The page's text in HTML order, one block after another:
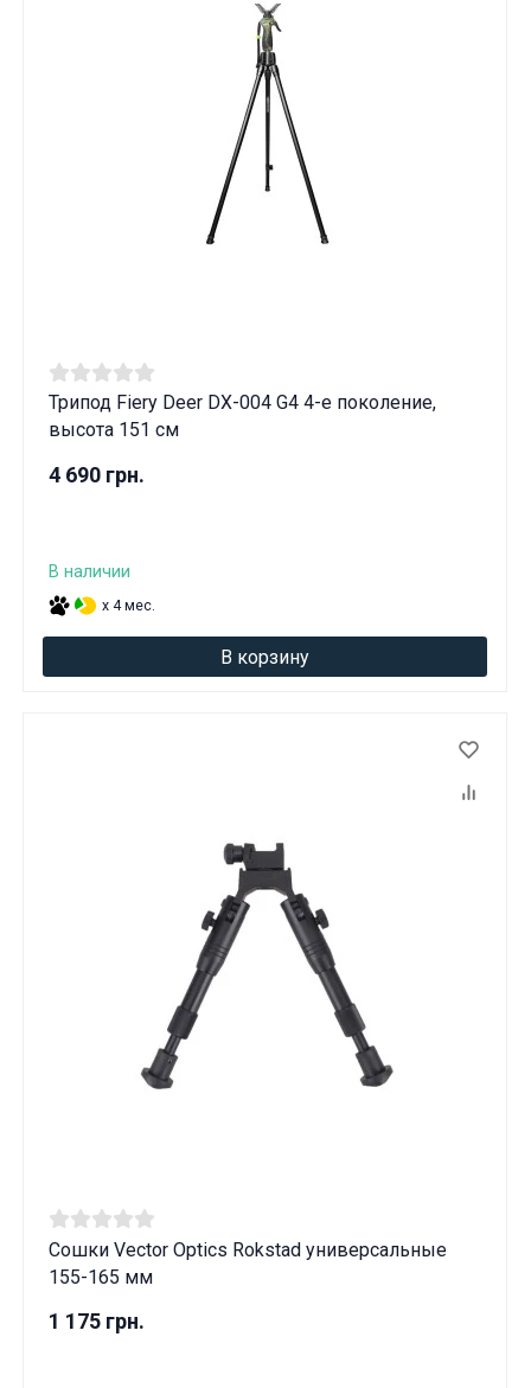
Трипод Fiery Deer DX-004 G4 4-е поколение,
высота 151 см
4 690 грн.
В наличии
x 4 мес.
В корзину
Сошки Vector Optics Rokstad универсальные
155-165 мм
1 175 грн.